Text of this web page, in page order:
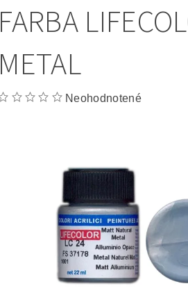
FARBA
METAL
Neohodnotené